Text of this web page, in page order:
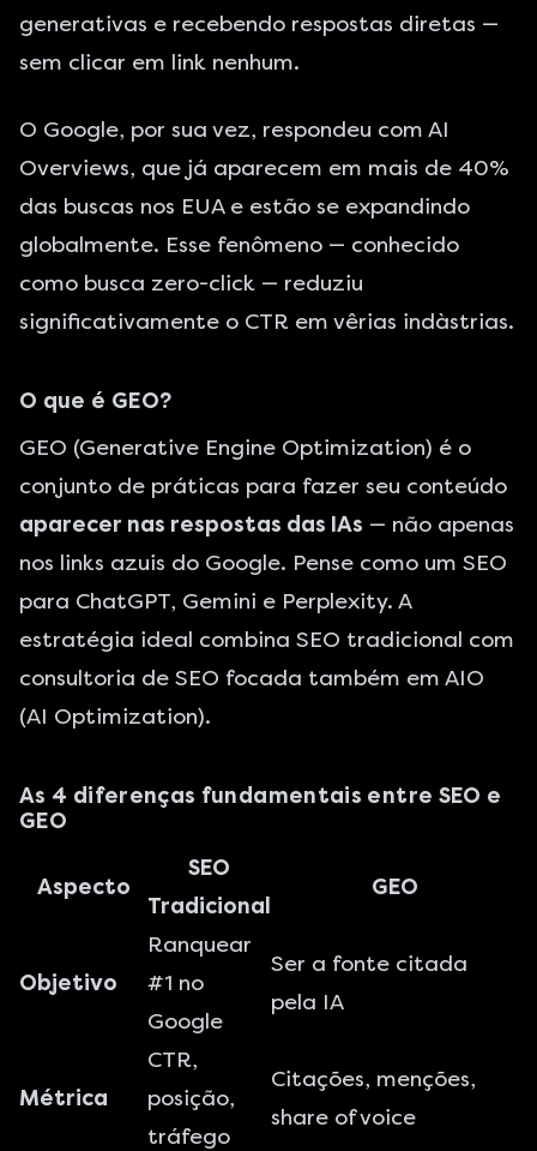
generativas e recebendo respostas diretas —
sem clicar em link nenhum.
O Google, por sua vez, respondeu com AI
Overviews, que já aparecem em mais de 40%
das buscas nos EUA e estão se expandindo
globalmente. Esse fenômeno — conhecido
como busca zero-click — reduziu
significativamente o CTR em vêrias indàstrias.
O que é GEO?
GEO (Generative Engine Optimization) é o
conjunto de práticas para fazer seu conteúdo
aparecer nas respostas das IAs — não apenas
nos links azuis do Google. Pense como um SEO
para ChatGPT, Gemini e Perplexity. A
estratégia ideal combina SEO tradicional com
consultoria de SEO focada também em AIO
(AI Optimization).
As 4 diferenças fundamentais entre SEO e
GEO
Aspecto
SEO
Tradicional
GEO
Objetivo
Ranquear
#1 no
Google
Ser a fonte citada
pela IA
Métrica
CTR,
posição,
tráfego
Citações, menções,
share of voice